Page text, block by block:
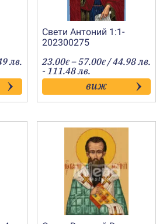
лв.
Свети Антоний 1:1-
202300275
23.00€ –57.00€Price
range:
23.00€
through
57.00€
/ 44.98 лв.
- 111.48 лв.
виж